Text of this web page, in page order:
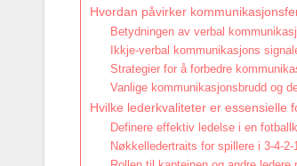
Hvordan påvirker
Betydningen av verbal
Ikkje-verbal kommunikasjons
Strategier for å forbedre
Vanlige kommunikasjonsbrudd og
Hvilke lederkvaliteter er essensielle
Definere effektiv ledelse i en
Nøkkelledertraits for spillere i 3-4-2-